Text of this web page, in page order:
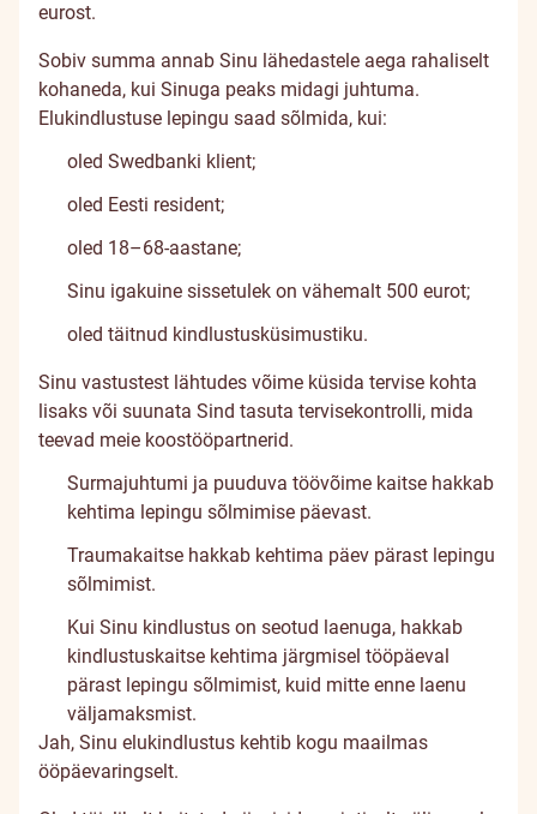
eurost.
Sobiv summa annab Sinu lähedastele aega rahaliselt
kohaneda, kui Sinuga peaks midagi juhtuma.
Elukindlustuse lepingu saad sõlmida, kui:
oled Swedbanki klient;
oled Eesti resident;
oled 18–68-aastane;
Sinu igakuine sissetulek on vähemalt 500 eurot;
oled täitnud kindlustusküsimustiku.
Sinu vastustest lähtudes võime küsida tervise kohta
lisaks või suunata Sind tasuta tervisekontrolli, mida
teevad meie koostööpartnerid.
Surmajuhtumi ja puuduva töövõime kaitse hakkab
kehtima lepingu sõlmimise päevast.
Traumakaitse hakkab kehtima päev pärast lepingu
sõlmimist.
Kui Sinu kindlustus on seotud laenuga, hakkab
kindlustuskaitse kehtima järgmisel tööpäeval
pärast lepingu sõlmimist, kuid mitte enne laenu
väljamaksmist.
Jah, Sinu elukindlustus kehtib kogu maailmas
ööpäevaringselt.